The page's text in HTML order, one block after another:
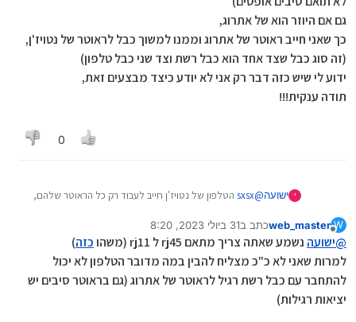
גם אם היוזר הוא של אתרוג,
כך שאני חייב ראוטר של אתרוג וממנו למשוך כבל לראוטר של נטויז'ן,
(זה סוג כבל שצד אחד הוא כבל רשת וצד שני כבל טלפון)
ידוע לי שיש כזה דבר רק אני לא יודע כיצד מבצעים זאת,
תודה ענקית!!!
0
י ישועה@
sxsx הטלפון של נטויז'ן חייב לעבוד רק כל הראוטר שלהם,
גם אם היוזר הוא של אתרוג,
כך שאני חייב ראוטר של אתרוג וממנו למשוך כבל לראוטר של
נטויז'ן, (זה סוג כבל שצד אחד הוא כבל רשת וצד שני כבל
טלפון)
ידוע לי שיש כזה דבר רק אני לא יודע כיצד מבצעים זאת,
W
מנותק
web_masterכתב ב31 ביולי 2023, 8:20
נערך לאחרונה על ידי web_master
@ישועה נשמע שאתה צריך מתאם rj45 ל rj11 (משהו כזה)
למרות שאני לא כ"כ מצליח להבין במה מדובר הטלפון לא יכול
להתחבר עם כבל רשת רגיל לראוטר של אתרוג (גם בראוטר סיבים יש
יציאות רגילות)